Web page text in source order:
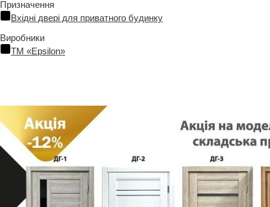
Призначення
Вхідні двері для приватного будинку
Виробники
ТМ «Epsilon»